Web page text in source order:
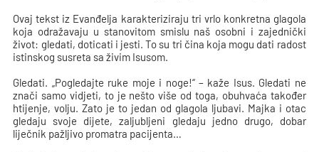
Ovaj tekst iz Evanđelja karakteriziraju tri vrlo konkretna glagola
koja odražavaju u stanovitom smislu naš osobni i zajednički
život: gledati, doticati i jesti. To su tri čina koja mogu dati radost
istinskog susreta sa živim Isusom.
Gledati. „Pogledajte ruke moje i noge!“ – kaže Isus. Gledati ne
znači samo vidjeti, to je nešto više od toga, obuhvaća također
htijenje, volju. Zato je to jedan od glagola ljubavi. Majka i otac
gledaju svoje dijete, zaljubljeni gledaju jedno drugo, dobar
liječnik pažljivo promatra pacijenta…